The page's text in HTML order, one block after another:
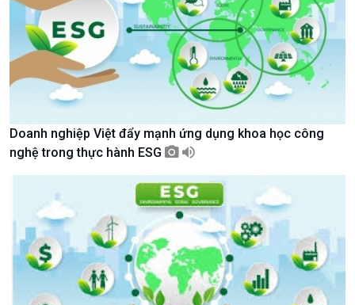
Thời sự 12h
Thời sự 18h
Thời sự 21h30
Bản tin
Chuyên mục
Theo dòng Thời sự
Doanh nghiệp Việt đẩy mạnh ứng dụng khoa học công
nghệ trong thực hành ESG